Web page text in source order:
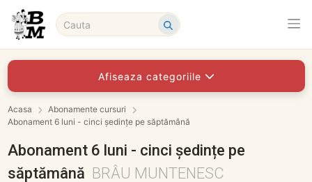
Afiseaza categoriile
Acasa
Abonamente cursuri
Abonament 6 luni - cinci ședințe pe săptămână
Abonament 6 luni - cinci ședințe pe
săptămână BRÂU MUNTENESC